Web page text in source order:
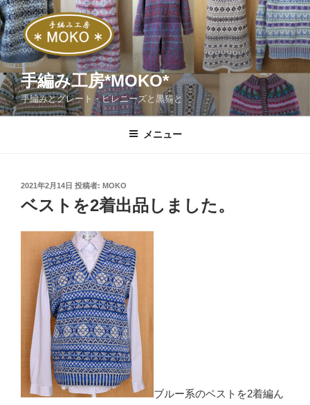
コ
ン
テ
ン
ツ
へ
ス
手編み工房*MOKO*
手編みとグレート・ピレニーズと黒猫と
メニュー
投
日:
2021年2月14日 投稿者: MOKO
ベストを2着出品しました。
ブルー系のベストを2着編ん